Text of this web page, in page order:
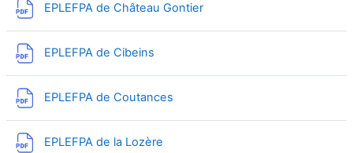
EPLEFPA de Château Gontier
EPLEFPA de Cibeins
EPLEFPA de Coutances
EPLEFPA de la Lozère